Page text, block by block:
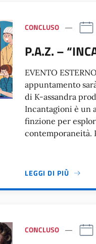
CONCLUSO
P.A.Z. –
EVENTO
appuntamento
di K-assandra
Incantagioni è un
finzione per
contemporaneità.
LEGGI DI PIÙ
CONCLUSO